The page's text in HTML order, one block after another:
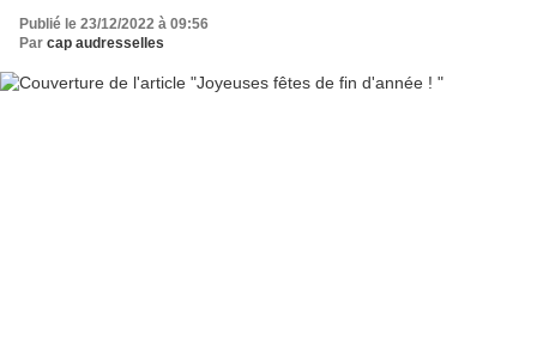
Publié le 23/12/2022 à 09:56
Par cap audresselles